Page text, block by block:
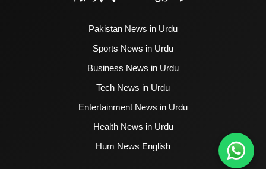
Pakistan News in Urdu
Sports News in Urdu
Business News in Urdu
Tech News in Urdu
Entertainment News in Urdu
Health News in Urdu
Hum News English